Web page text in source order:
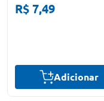
R$ 7,49
Adicionar